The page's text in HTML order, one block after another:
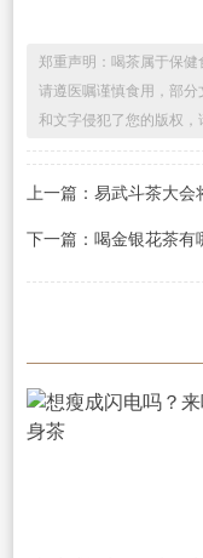
郑重声明：喝茶属于保
请遵医嘱谨慎食用，部
和文字侵犯了您的版权，
上一篇：易武斗茶大会
下一篇：喝金银花茶有